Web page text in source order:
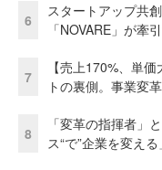
6
スタートアップ共
「NOVARE」が牽
7
【売上170%、単
トの裏側。事業変
8
「変革の指揮者」
ス“で”企業を変え